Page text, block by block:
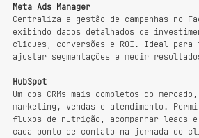
Meta Ads Manager
Centraliza a gestão de campanhas no
exibindo dados detalhados de
cliques, conversões e ROI. Ideal
ajustar segmentações e medir
HubSpot
Um dos CRMs mais completos do
marketing, vendas e atendimento.
fluxos de nutrição, acompanhar leads
cada ponto de contato na jornada do